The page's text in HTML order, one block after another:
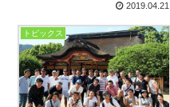
2019.04.21
トピックス